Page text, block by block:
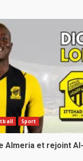
Sport
Almeria et rejoint